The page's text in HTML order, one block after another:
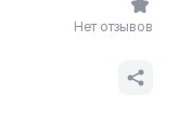
Нет отзывов